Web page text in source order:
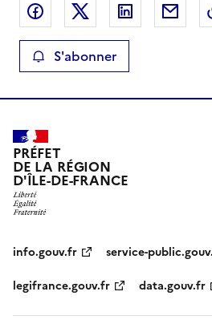
Partager sur Facebook
Partager sur X
Partager
S'abonner
PRÉFET
DE LA RÉGION
D'ÎLE-DE-FRANCE
info.gouv.fr
service-
legifrance.gouv.fr
data.gouv.fr